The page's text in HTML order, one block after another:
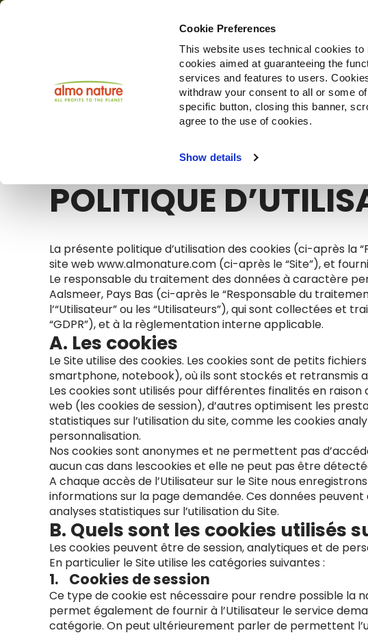
Cookie Preferences
This website uses technical cookies
cookies aimed at guaranteeing the
services and features to users.
withdraw your consent to all or some
specific button, closing this banner,
agree to the use of cookies.
Show details
Produits
Choose another country or region to see content specific to your
POLITIQUE
La présente politique d’utilisation des cookies (ci-après la
site web www.almonature.com (ci-après le “Site”), et
Le responsable du traitement des données à caractère
Aalsmeer, Pays Bas (ci-après le “Responsable du
l’“Utilisateur” ou les “Utilisateurs”), qui sont collectées et
“GDPR”), et à la règlementation interne applicable.
A. Les cookies
Le Site utilise des cookies. Les cookies sont de petits
smartphone, notebook), où ils sont stockés et retransmis
Les cookies sont utilisés pour différentes finalités en
web (les cookies de session), d’autres optimisent les
statistiques sur l’utilisation du site, comme les cookies
personnalisation.
Nos cookies sont anonymes et ne permettent pas
aucun cas dans lescookies et elle ne peut pas être
A chaque accès de l’Utilisateur sur le Site nous
informations sur la page demandée. Ces données
analyses statistiques sur l’utilisation du Site.
B. Quels sont les cookies utilisés
Les cookies peuvent être de session, analytiques et de
En particulier le Site utilise les catégories suivantes :
1. Cookies de session
Ce type de cookie est nécessaire pour rendre possible la
permet également de fournir à l’Utilisateur le service
catégorie. On peut ultérieurement parler de permettent